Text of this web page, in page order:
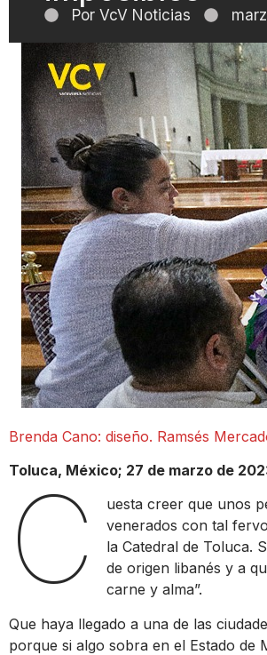
Por VcV Noticias
Brenda Cano: diseño. Ramsés
Toluca, México; 27 de marzo de
C
uesta creer que unos
venerados con tal
la Catedral de Toluca.
de origen libanés y a
carne y alma”.
Que haya llegado a una de las
porque si algo sobra en el Estado de